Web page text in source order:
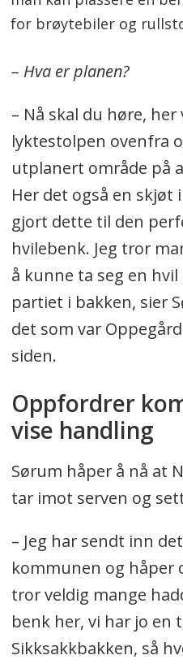
for brøytebiler og
– Hva er planen?
– Nå skal du høre, her
lyktestolpen ovenfra
utplanert område på
Her det også en skjøt
gjort dette til den
hvilebenk. Jeg tror
å kunne ta seg en
partiet i bakken, sier
det som var
siden.
Oppfordrer
vise handling
Sørum håper å nå at
tar imot serven og
– Jeg har sendt inn
kommunen og håper
tror veldig mange
benk her, vi har jo en
Sikksakkbakken, så